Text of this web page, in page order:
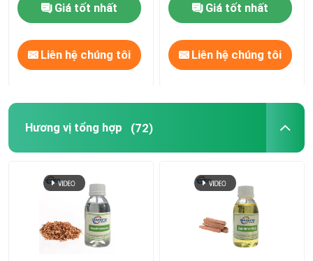
Giá tốt nhất
Liên hệ chúng tôi
Giá tốt nhất
Liên hệ chúng tôi
Hương vị tổng hợp (72)